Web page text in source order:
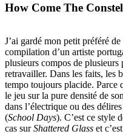
How Come The
J’ai gardé mon petit préféré
compilation d’un artiste
plusieurs compos de plusieurs
retravailler. Dans les faits, les
tempo toujours placide. Parce
le jeu sur la pure densité de
dans l’électrique ou des
(School Days). C’est ce style
cas surShattered Glass et